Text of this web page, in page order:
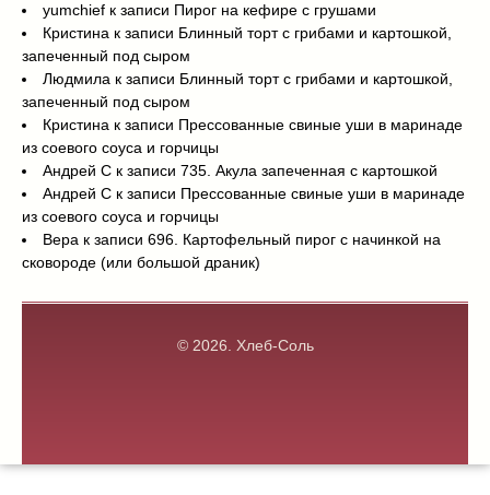
yumchief к записи Пирог на кефире с грушами
Кристина к записи Блинный торт с грибами и картошкой,
запеченный под сыром
Людмила к записи Блинный торт с грибами и картошкой,
запеченный под сыром
Кристина к записи Прессованные свиные уши в маринаде
из соевого соуса и горчицы
Андрей С к записи 735. Акула запеченная с картошкой
Андрей С к записи Прессованные свиные уши в маринаде
из соевого соуса и горчицы
Вера к записи 696. Картофельный пирог с начинкой на
сковороде (или большой драник)
© 2026. Хлеб-Соль